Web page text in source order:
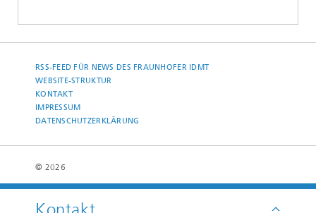
RSS-FEED FÜR NEWS DES FRAUNHOFER IDMT
WEBSITE-STRUKTUR
KONTAKT
IMPRESSUM
DATENSCHUTZERKLÄRUNG
© 2026